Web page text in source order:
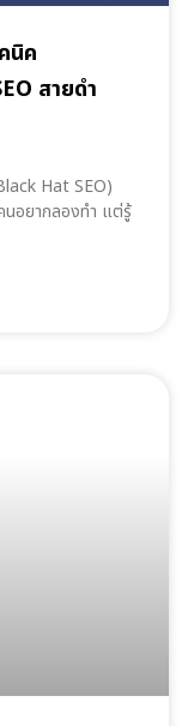
นิค
สายดำ
Hat SEO)
นอยากลองทำ แต่รู้